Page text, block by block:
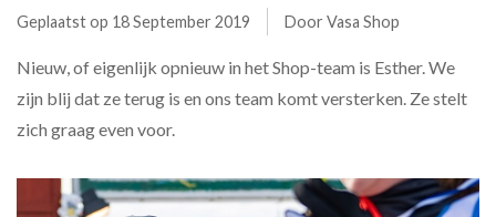
Geplaatst op 18 September 2019 Door Vasa Shop
Nieuw, of eigenlijk opnieuw in het Shop-team is Esther. We
zijn blij dat ze terug is en ons team komt versterken. Ze stelt
zich graag even voor.